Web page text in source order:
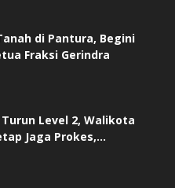
di Pantura, Begini
Fraksi Gerindra
Level 2, Walikota
Jaga Prokes,...